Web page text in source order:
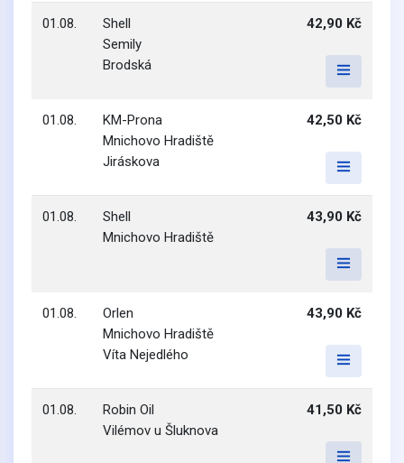
01.08.
Shell
Semily
Brodská
42,90 Kč
01.08.
KM-Prona
Mnichovo Hradiště
Jiráskova
42,50 Kč
01.08.
Shell
Mnichovo Hradiště
43,90 Kč
01.08.
Orlen
Mnichovo Hradiště
Víta Nejedlého
43,90 Kč
01.08.
Robin Oil
Vilémov u Šluknova
41,50 Kč